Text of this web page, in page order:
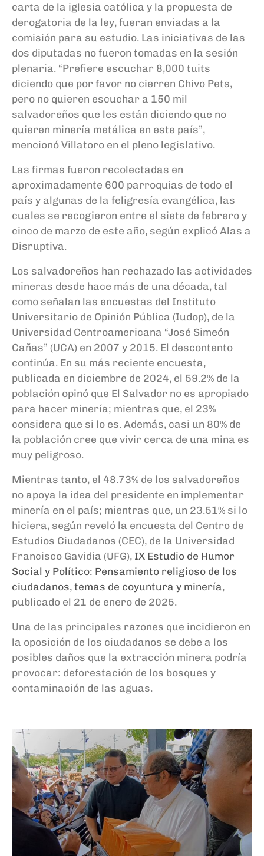
carta de la iglesia católica y la propuesta de
derogatoria de la ley, fueran enviadas a la
comisión para su estudio. Las iniciativas de las
dos diputadas no fueron tomadas en la sesión
plenaria. “Prefiere escuchar 8,000 tuits
diciendo que por favor no cierren Chivo Pets,
pero no quieren escuchar a 150 mil
salvadoreños que les están diciendo que no
quieren minería metálica en este país”,
mencionó Villatoro en el pleno legislativo.
Las firmas fueron recolectadas en
aproximadamente 600 parroquias de todo el
país y algunas de la feligresía evangélica, las
cuales se recogieron entre el siete de febrero y
cinco de marzo de este año, según explicó Alas a
Disruptiva.
Los salvadoreños han rechazado las actividades
mineras desde hace más de una década, tal
como señalan las encuestas del Instituto
Universitario de Opinión Pública (Iudop), de la
Universidad Centroamericana “José Simeón
Cañas” (UCA) en 2007 y 2015. El descontento
continúa. En su más reciente encuesta,
publicada en diciembre de 2024, el 59.2% de la
población opinó que El Salvador no es apropiado
para hacer minería; mientras que, el 23%
considera que si lo es. Además, casi un 80% de
la población cree que vivir cerca de una mina es
muy peligroso.
Mientras tanto, el 48.73% de los salvadoreños
no apoya la idea del presidente en implementar
minería en el país; mientras que, un 23.51% si lo
hiciera, según reveló la encuesta del Centro de
Estudios Ciudadanos (CEC), de la Universidad
Francisco Gavidia (UFG), IX Estudio de Humor
Social y Político: Pensamiento religioso de los
ciudadanos, temas de coyuntura y minería,
publicado el 21 de enero de 2025.
Una de las principales razones que incidieron en
la oposición de los ciudadanos se debe a los
posibles daños que la extracción minera podría
provocar: deforestación de los bosques y
contaminación de las aguas.